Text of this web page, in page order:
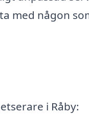
med någon
i Råby: